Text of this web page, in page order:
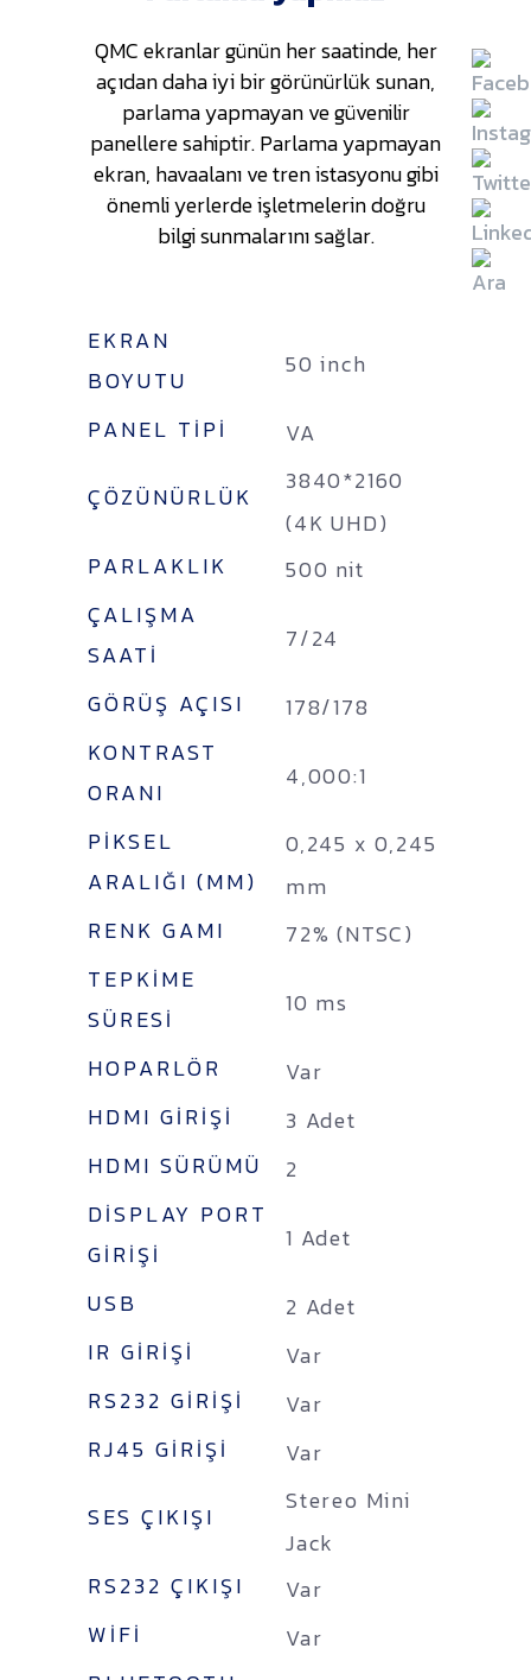
QMC ekranlar günün her saatinde, her
açıdan daha iyi bir görünürlük sunan,
parlama yapmayan ve güvenilir
panellere sahiptir. Parlama yapmayan
ekran, havaalanı ve tren istasyonu gibi
önemli yerlerde işletmelerin doğru
bilgi sunmalarını sağlar.
EKRAN
BOYUTU
50 inch
PANEL TIPI
VA
ÇÖZÜNÜRLÜK
3840*2160
(4K UHD)
PARLAKLIK
500 nit
ÇALIŞMA
SAATI
7/24
GÖRÜŞ AÇISI
178/178
KONTRAST
ORANI
4,000:1
PIKSEL
ARALIĞI (MM)
0,245 x 0,245
mm
RENK GAMI
72% (NTSC)
TEPKIME
SÜRESI
10 ms
HOPARLÖR
Var
HDMI GIRIŞI
3 Adet
HDMI SÜRÜMÜ
2
DISPLAY PORT
GIRIŞI
1 Adet
USB
2 Adet
IR GIRIŞI
Var
RS232 GIRIŞI
Var
RJ45 GIRIŞI
Var
SES ÇIKIŞI
Stereo Mini
Jack
RS232 ÇIKIŞI
Var
WIFI
Var